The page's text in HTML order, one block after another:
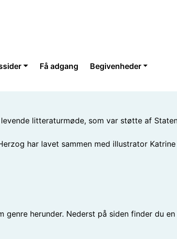
Få adgang Begivenheder
litteraturmøde, som var støtte af
har lavet sammen med illustrator
herunder. Nederst på siden finder du en